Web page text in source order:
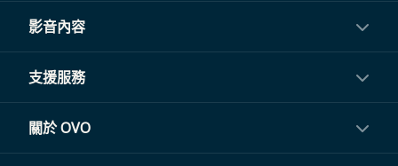
投影機
閨蜜機與電視
電視盒與周邊
影音內容
影音訂閱
支援服務
常見問題
關於 OVO